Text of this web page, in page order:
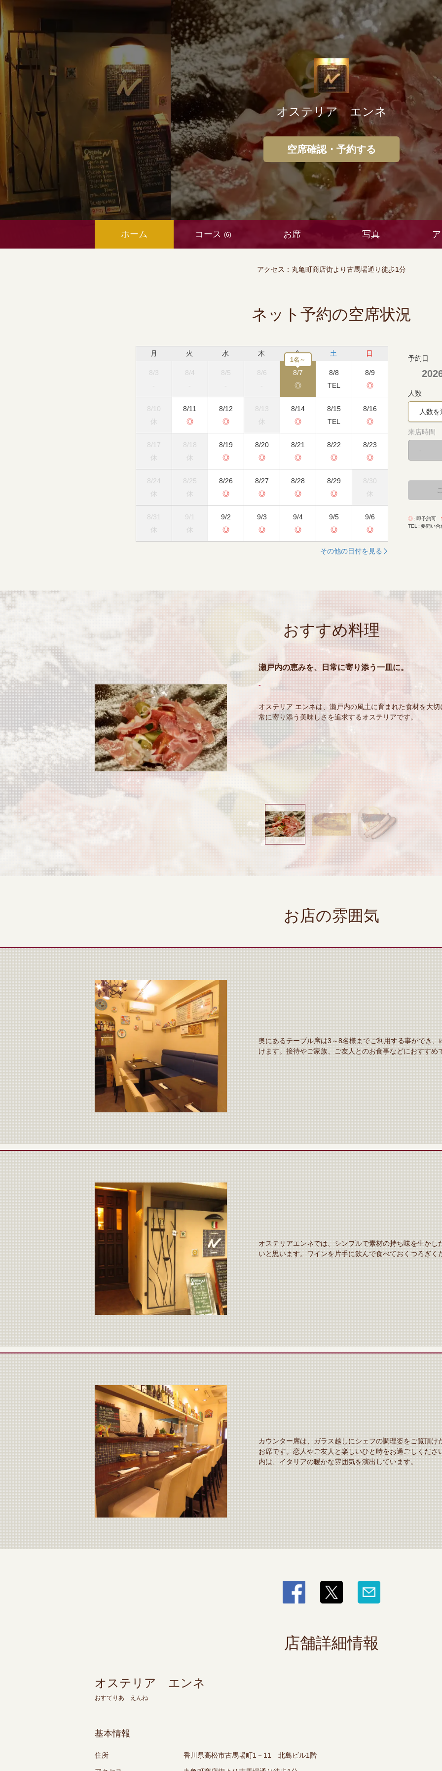
オステリア エンネ
空席確認・予約する
ホーム コース (6) お席 写真
アクセス： 丸亀町商店街より古馬場通り徒歩1分
ネット予約の空席状況
月 火 水 木 金 土 日
8/3
-
8/4
-
8/5
-
8/6
-
8/7
◎
1名～
8/8
TEL
8/9
◎
8/10
休
8/11
◎
8/12
◎
8/13
休
8/14
◎
8/15
TEL
8/16
◎
8/17
休
8/18
休
8/19
◎
8/20
◎
8/21
◎
8/22
◎
8/23
◎
8/24
休
8/25
休
8/26
◎
8/27
◎
8/28
◎
8/29
◎
8/30
休
8/31
休
9/1
休
9/2
◎
9/3
◎
9/4
◎
9/5
◎
9/6
◎
その他の日付を見る
予約日
人数
人数
来店時間
-
◎ 即予約可
TEL
要問い合
おすすめ料理
肩肘張らず、けれど料理には誠実に。
-
ワインとともに、気負わない心地よい時間をお楽しみくだ
お店の雰囲気
奥にあるテーブル席は3～8名様までご利用する事ができ
けます。接待やご家族、ご友人とのお食事などにおすす
オステリアエンネでは、シンプルで素材の持ち味を生か
いと思います。ワインを片手に飲んで食べておくつろぎく
カウンター席は、ガラス越しにシェフの調理姿をご覧頂
お席です。恋人やご友人と楽しいひと時をお過ごしくだ
内は、イタリアの暖かな雰囲気を演出しています。
店舗詳細情報
オステリア エンネ
おすてりあ えんね
基本情報
住所 香川県高松市古馬場町1－11 北島ビル1階